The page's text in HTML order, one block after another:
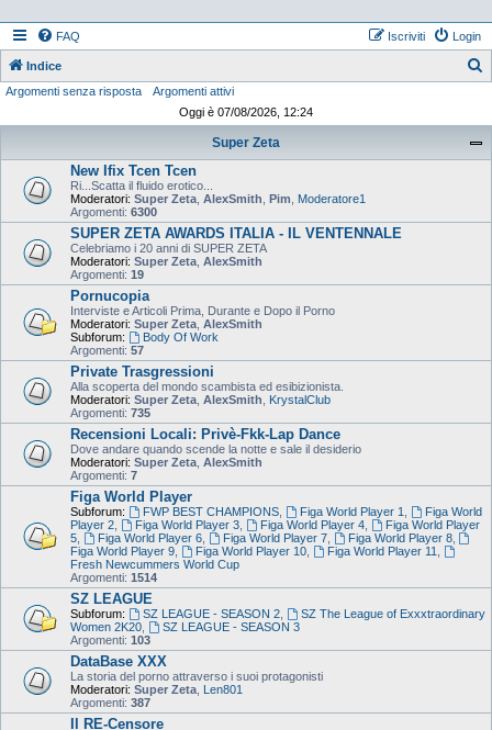
FAQ Login
Iscriviti
Indice
Argomenti senza risposta
Argomenti attivi
Oggi è 07/08/2026, 12:24
Super Zeta
New Ifix Tcen Tcen
Ri...Scatta il fluido erotico...
Moderatori: Super Zeta AlexSmith Pim
Moderatore1
Argomenti: 6300
SUPER ZETA AWARDS ITALIA - IL VENTENNALE
Celebriamo i 20 anni di SUPER ZETA
Moderatori: Super Zeta AlexSmith
Argomenti: 19
Pornucopia
Interviste e Articoli Prima, Durante e Dopo il Porno
Moderatori: Super Zeta AlexSmith
Subforum:
Body Of Work
Argomenti: 57
Private Trasgressioni
Alla scoperta del mondo scambista ed esibizionista.
Moderatori: Super Zeta AlexSmith
KrystalClub
Argomenti: 735
Recensioni Locali: Privè-Fkk-Lap Dance
Dove andare quando scende la notte e sale il desiderio
Moderatori: Super Zeta AlexSmith
Argomenti: 7
Figa World Player
Subforum: FWP BEST CHAMPIONS, Figa World Player 1
Figa World
Player 2
Figa World Player 3, Figa World Player 4,
Figa World Player
5
Figa World Player 6, Figa World Player 7, Figa World Player 8,
Figa World Player 9
Figa World Player 10, Figa World Player 11
Fresh Newcummers World Cup
Argomenti: 1514
SZ LEAGUE
Subforum: SZ LEAGUE - SEASON 2,
SZ The League of Exxxtraordinary
Women 2K20
SZ LEAGUE - SEASON 3
Argomenti: 103
DataBase XXX
La storia del porno attraverso i suoi protagonisti
Moderatori: Super Zeta Len801
Argomenti: 387
Il RE-Censore